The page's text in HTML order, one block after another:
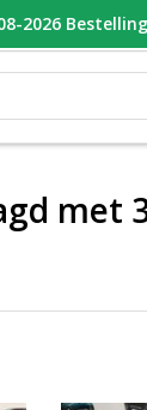
VANDAAG
met
2026